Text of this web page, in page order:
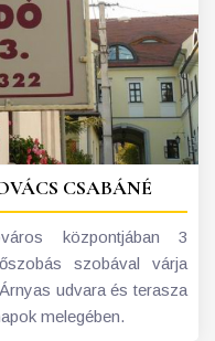
CSABÁNÉ
központjában 3
szobával várja
udvara és terasza
melegében.